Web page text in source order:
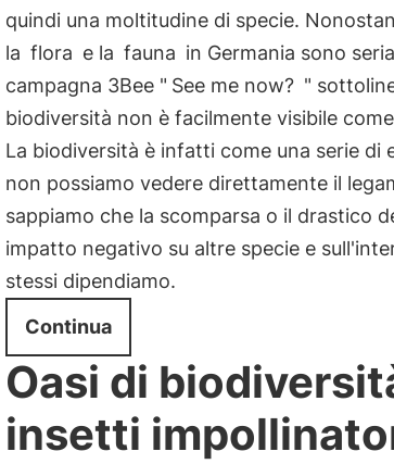
quindi una moltitudine di specie.
la flora e la fauna in Germania sono
campagna 3Bee " See me now? "
biodiversità non è facilmente visibile
La biodiversità è infatti come una serie di
non possiamo vedere direttamente il
sappiamo che la scomparsa o il drastico
impatto negativo su altre specie e
stessi dipendiamo.
Continua
Oasi di
insetti